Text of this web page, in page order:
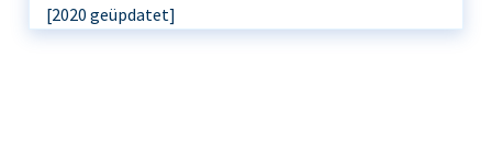
[2020 geüpdatet]